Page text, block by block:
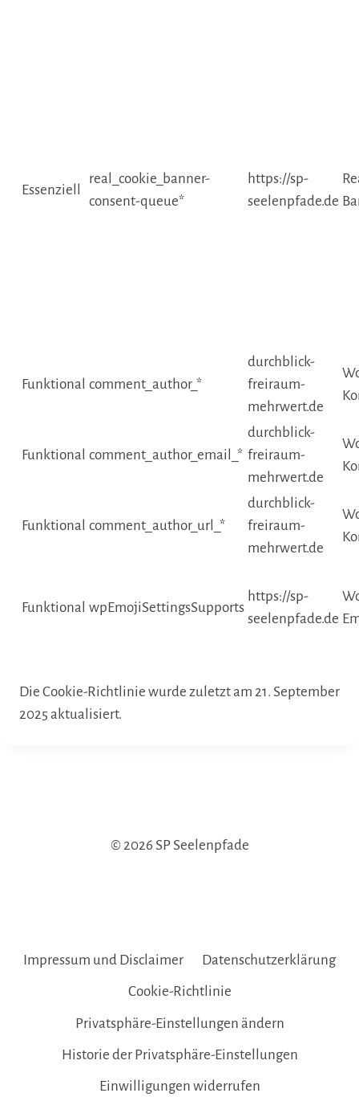
Essenziell
real_cookie_banner-
consent-queue*
https://sp-
seelenpfade.de
Funktional comment_author_*
durchblick-
freiraum-
mehrwert.de
Funktional comment_author_email_*
durchblick-
freiraum-
mehrwert.de
Funktional comment_author_url_*
durchblick-
freiraum-
mehrwert.de
Funktional wpEmojiSettingsSupports
https://sp-
seelenpfade.de
Die Cookie-Richtlinie wurde zuletzt am 21. September
2025 aktualisiert.
© 2026 SP Seelenpfade
Impressum und Disclaimer Datenschutzerklärung
Cookie-Richtlinie
Privatsphäre-Einstellungen ändern
Historie der Privatsphäre-Einstellungen
Einwilligungen widerrufen